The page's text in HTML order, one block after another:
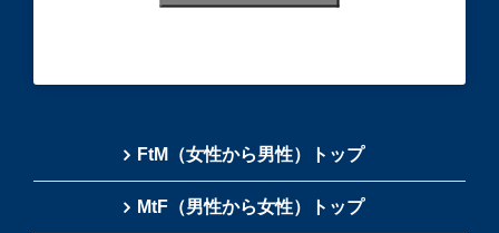
FtM（女性から男性）トップ
MtF（男性から女性）トップ